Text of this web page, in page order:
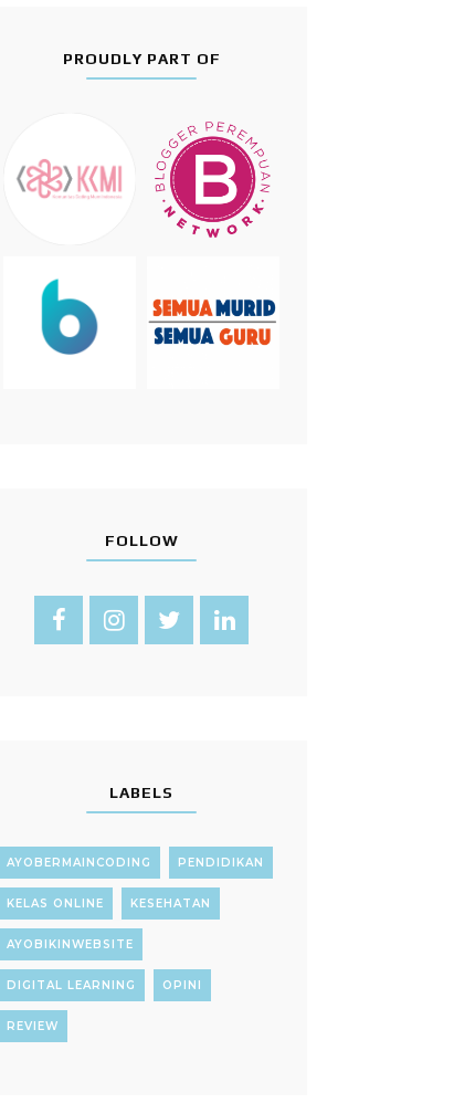
PROUDLY PART OF
FOLLOW
LABELS
AYOBERMAINCODING PENDIDIKAN
KELAS ONLINE KESEHATAN
AYOBIKINWEBSITE
DIGITAL LEARNING OPINI
REVIEW